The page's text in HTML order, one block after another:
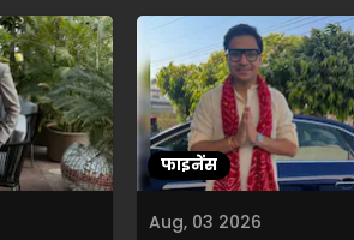
Aug, 03 2026
फाइनेंस